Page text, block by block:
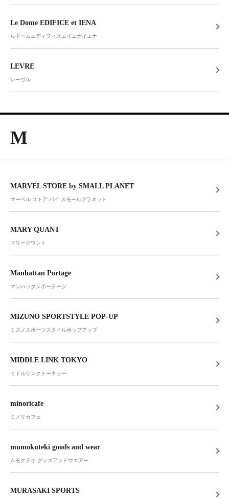
Le Dome EDIFICE et IENA
ルドームエディフィスエイエナイエナ
LEVRE
レーヴル
M
MARVEL STORE by SMALL PLANET
マーベル ストア バイ スモールプラネット
MARY QUANT
マリークワント
Manhattan Portage
マンハッタンポーテージ
MIZUNO SPORTSTYLE POP-UP
ミズノスポーツスタイルポップアップ
MIDDLE LINK TOKYO
ミドルリンクトーキョー
minoricafe
ミノリカフェ
mumokuteki goods and wear
ムモクテキ グッズアンドウエアー
MURASAKI SPORTS